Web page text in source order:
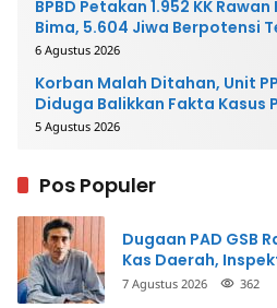
BPBD Petakan 1.952 KK
Bima, 5.604 Jiwa Berpotensi
6 Agustus 2026
Korban Malah Ditahan, Unit
Diduga Balikkan Fakta Kasus
5 Agustus 2026
Pos Populer
Dugaan PAD GSB
Kas Daerah,
Terkait
7 Agustus 2026 362